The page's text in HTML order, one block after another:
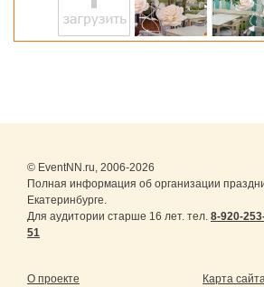
© EventNN.ru, 2006-2026
Полная информация об организации
Екатеринбурге.
Для аудитории старше 16 лет. тел. 8-920-
51
О проекте Карта